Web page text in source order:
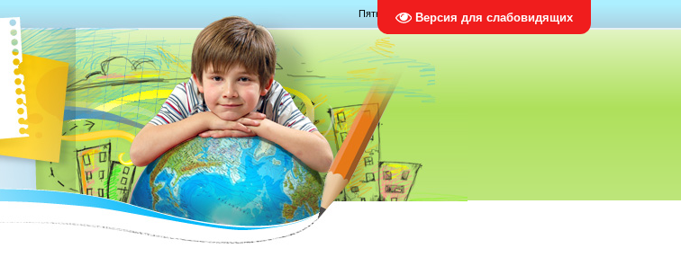
Версия для слабовидящих
Пятница, 07.08.2026, 18:22